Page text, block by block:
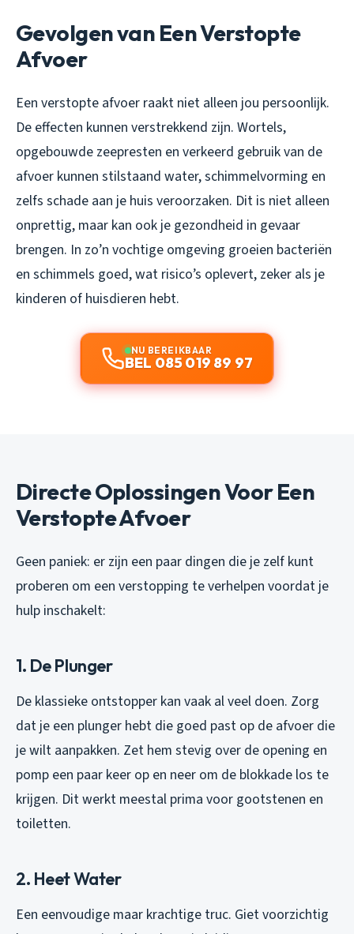
Gevolgen van Een Verstopte
Afvoer
Een verstopte afvoer raakt niet alleen jou persoonlijk.
De effecten kunnen verstrekkend zijn. Wortels,
opgebouwde zeepresten en verkeerd gebruik van de
afvoer kunnen stilstaand water, schimmelvorming en
zelfs schade aan je huis veroorzaken. Dit is niet alleen
onprettig, maar kan ook je gezondheid in gevaar
brengen. In zo’n vochtige omgeving groeien bacteriën
en schimmels goed, wat risico’s oplevert, zeker als je
kinderen of huisdieren hebt.
NU BEREIKBAAR
BEL 085 019 89 97
Directe Oplossingen Voor Een
Verstopte Afvoer
Geen paniek: er zijn een paar dingen die je zelf kunt
proberen om een verstopping te verhelpen voordat je
hulp inschakelt:
1. De Plunger
De klassieke ontstopper kan vaak al veel doen. Zorg
dat je een plunger hebt die goed past op de afvoer die
je wilt aanpakken. Zet hem stevig over de opening en
pomp een paar keer op en neer om de blokkade los te
krijgen. Dit werkt meestal prima voor gootstenen en
toiletten.
2. Heet Water
Een eenvoudige maar krachtige truc. Giet voorzichtig